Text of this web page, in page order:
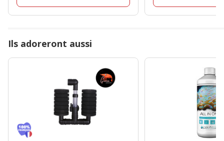
Ils adoreront aussi